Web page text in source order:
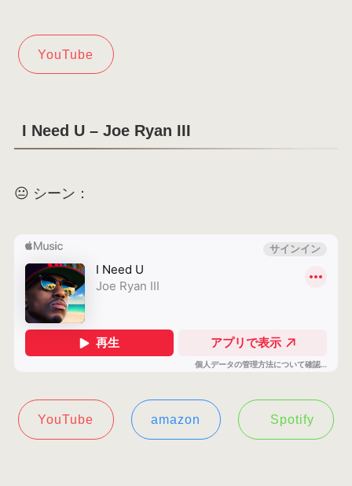
YouTube
I Need U – Joe Ryan III
😐 シーン：
YouTube amazon Spotify